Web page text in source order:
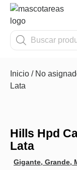
Inicio / No
Lata
Hills Hpd
Lata
Gigante, Grande,